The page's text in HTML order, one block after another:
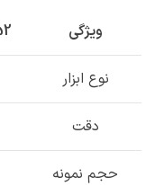
ویژگی
نوع ابزار
دقت
حجم نمونه